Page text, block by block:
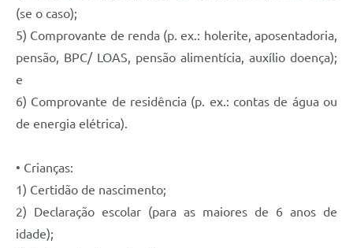
(se o caso);
5) Comprovante de renda (p. ex.: holerite, aposentadoria,
pensão, BPC/ LOAS, pensão alimentícia, auxílio doença);
e
6) Comprovante de residência (p. ex.: contas de água ou
de energia elétrica).
• Crianças:
1) Certidão de nascimento;
2) Declaração escolar (para as maiores de 6 anos de
idade);